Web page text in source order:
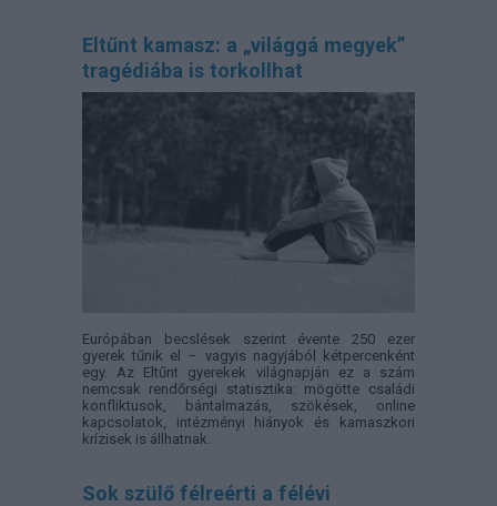
Eltűnt kamasz: a „világgá megyek”
tragédiába is torkollhat
Európában becslések szerint évente 250 ezer
gyerek tűnik el – vagyis nagyjából kétpercenként
egy. Az Eltűnt gyerekek világnapján ez a szám
nemcsak rendőrségi statisztika: mögötte családi
konfliktusok, bántalmazás, szökések, online
kapcsolatok, intézményi hiányok és kamaszkori
krízisek is állhatnak.
Sok szülő félreérti a félévi